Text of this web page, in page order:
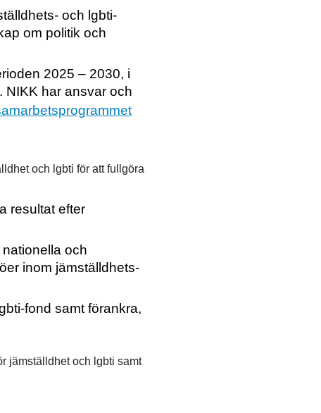
och lgbti-
om politik och
2025 – 2030, i
NIKK har ansvar och
och lgbti för att fullgöra
resultat efter
och
inom jämställdhets-
fond samt förankra,
jämställdhet och lgbti samt